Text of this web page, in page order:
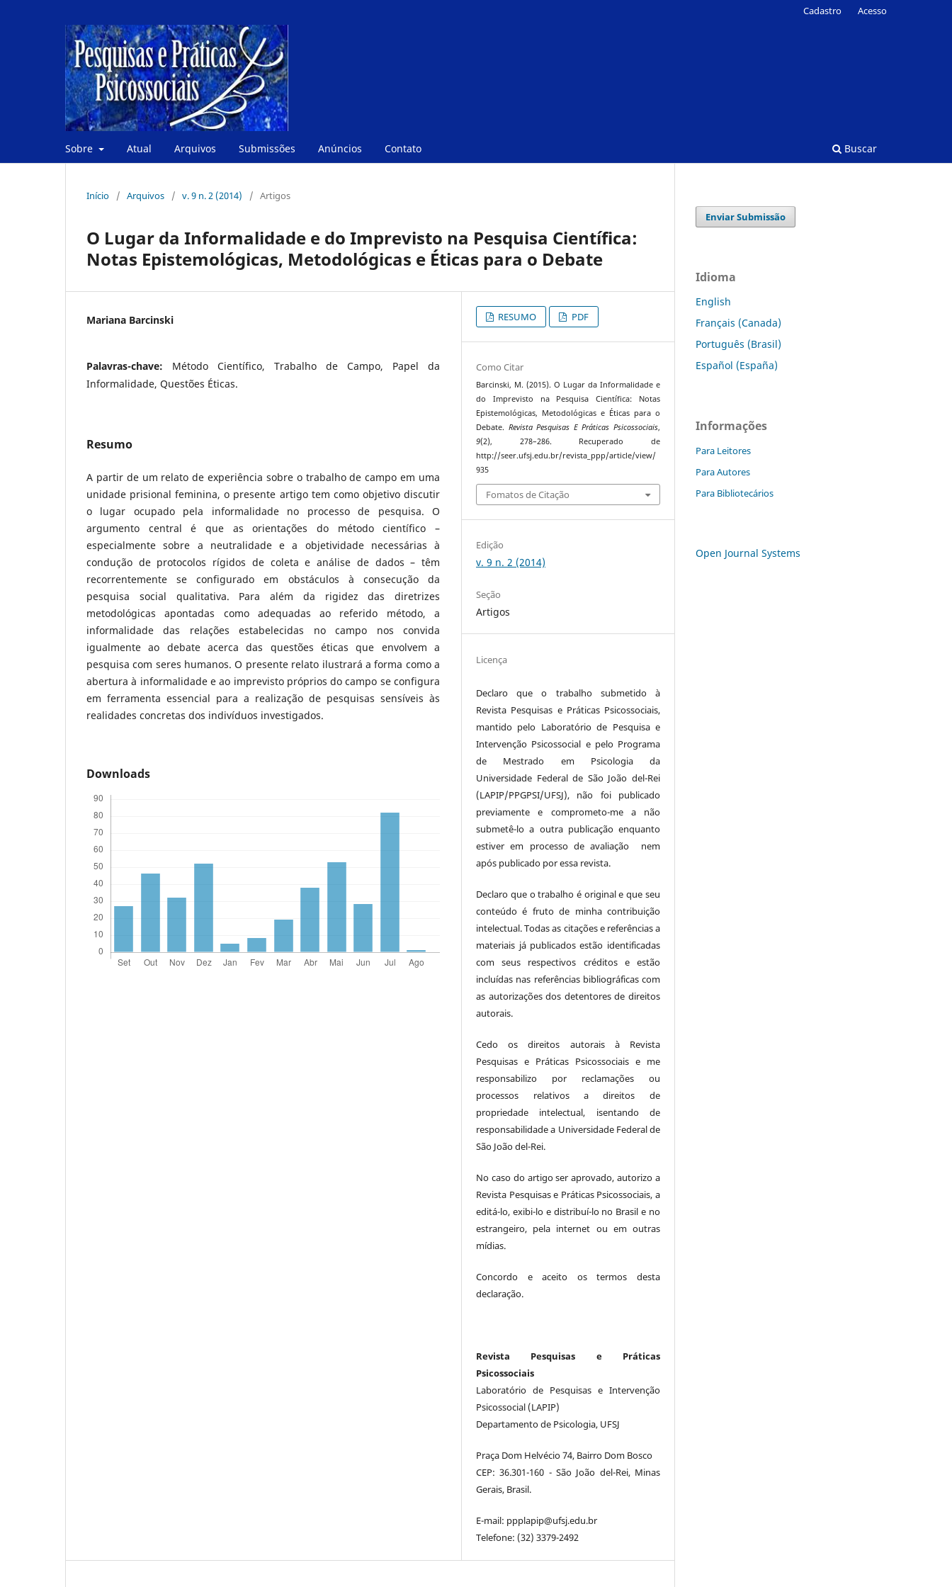
Sobre Atual Arquivos Submissões Anúncios Contato Buscar
Cadastro Acesso
Início / Arquivos / v. 9 n. 2 (2014) / Artigos
O Lugar da Informalidade e do Imprevisto na Pesquisa Científica:
Notas Epistemológicas, Metodológicas e Éticas para o Debate
Mariana Barcinski
Palavras-chave: Método Científico, Trabalho de Campo, Papel da
Informalidade, Questões Éticas.
Resumo
A partir de um relato de experiência sobre o trabalho de campo em uma
unidade prisional feminina, o presente artigo tem como objetivo discutir
o lugar ocupado pela informalidade no processo de pesquisa. O
argumento central é que as orientações do método científico –
especialmente sobre a neutralidade e a objetividade necessárias à
condução de protocolos rígidos de coleta e análise de dados – têm
recorrentemente se configurado em obstáculos à consecução da
pesquisa social qualitativa. Para além da rigidez das diretrizes
metodológicas apontadas como adequadas ao referido método, a
informalidade das relações estabelecidas no campo nos convida
igualmente ao debate acerca das questões éticas que envolvem a
pesquisa com seres humanos. O presente relato ilustrará a forma como a
abertura à informalidade e ao imprevisto próprios do campo se configura
em ferramenta essencial para a realização de pesquisas sensíveis às
realidades concretas dos indivíduos investigados.
Downloads
RESUMO PDF
Como Citar
Barcinski, M. (2015). O Lugar da Informalidade e
do Imprevisto na Pesquisa Científica: Notas
Epistemológicas, Metodológicas e Éticas para o
Debate. Revista Pesquisas E Práticas Psicossociais,
9(2), 278–286. Recuperado de
http://seer.ufsj.edu.br/revista_ppp/article/view/
935
Fomatos de Citação
Edição
v. 9 n. 2 (2014)
Seção
Artigos
Licença
Declaro que o trabalho submetido à
Revista Pesquisas e Práticas Psicossociais,
mantido pelo Laboratório de Pesquisa e
Intervenção Psicossocial e pelo Programa
de Mestrado em Psicologia da
Universidade Federal de São João del-Rei
(LAPIP/PPGPSI/UFSJ), não foi publicado
previamente e comprometo-me a não
submetê-lo a outra publicação enquanto
estiver em processo de avaliação nem
após publicado por essa revista.
Declaro que o trabalho é original e que seu
conteúdo é fruto de minha contribuição
intelectual. Todas as citações e referências a
materiais já publicados estão identificadas
com seus respectivos créditos e estão
incluídas nas referências bibliográficas com
as autorizações dos detentores de direitos
autorais.
Cedo os direitos autorais à Revista
Pesquisas e Práticas Psicossociais e me
responsabilizo por reclamações ou
processos relativos a direitos de
propriedade intelectual, isentando de
responsabilidade a Universidade Federal de
São João del-Rei.
No caso do artigo ser aprovado, autorizo a
Revista Pesquisas e Práticas Psicossociais, a
editá-lo, exibi-lo e distribuí-lo no Brasil e no
estrangeiro, pela internet ou em outras
mídias.
Concordo e aceito os termos desta
declaração.
Revista Pesquisas e Práticas
Psicossociais
Laboratório de Pesquisas e Intervenção
Psicossocial (LAPIP)
Departamento de Psicologia, UFSJ
Praça Dom Helvécio 74, Bairro Dom Bosco
CEP: 36.301-160 - São João del-Rei, Minas
Gerais, Brasil.
E-mail: ppplapip@ufsj.edu.br
Telefone: (32) 3379-2492
Enviar Submissão
Idioma
English
Français (Canada)
Português (Brasil)
Español (España)
Informações
Para Leitores
Para Autores
Para Bibliotecários
Open Journal Systems